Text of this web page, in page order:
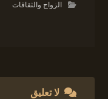
الزواج والثقافات
لا تعليق